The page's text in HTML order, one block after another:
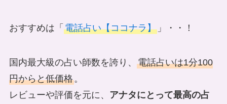
おすすめは「 電話占い【ココナラ】」・・！
国内最大級の占い師数を誇り、 電話占いは1分100
円からと低価格。
レビューや評価を元に、 アナタにとって最高の占